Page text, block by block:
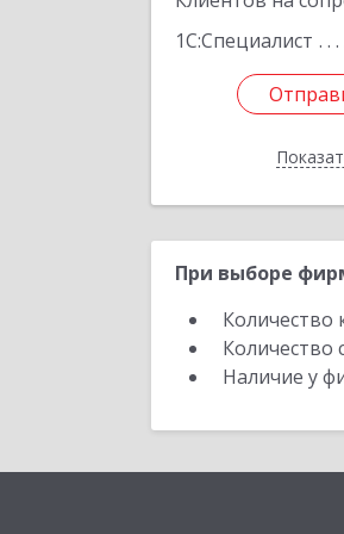
1С:Специалист
При выборе
Количество
Наличие у